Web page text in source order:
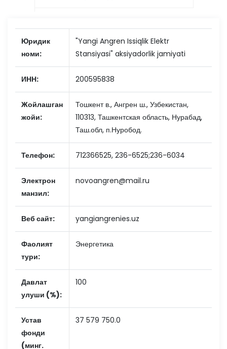
Юридик
номи:
"Yangi Angren Issiqlik Elektr
Stansiyasi" aksiyadorlik jamiyati
ИНН: 200595838
Жойлашган
жойи:
Тошкент в., Ангрен ш., Узбекистан,
110313, Ташкентская область, Нурабад,
Таш.обл, п.Нуробод.
Телефон: 712366525, 236-6525;236-6034
Электрон
манзил:
novoangren@mail.ru
Веб сайт: yangiangrenies.uz
Фаолият
тури:
Энергетика
Давлат
улуши (%):
100
Устав
фонди
(минг.
37 579 750.0